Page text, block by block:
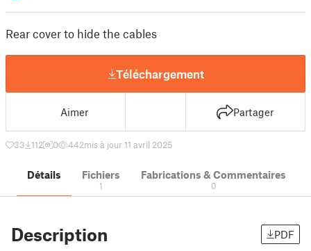
Rear cover to hide the cables
Téléchargement
Aimer Partager
33 112 0 442mis à jour 11 avril 2025
Détails Fichiers
1
Fabrications & Commentaires
0
Description PDF